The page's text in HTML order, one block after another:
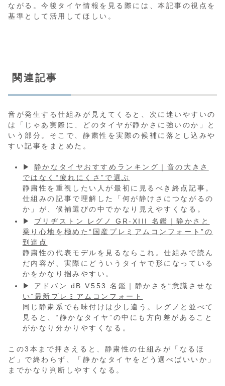
ながる。今後タイヤ情報を見る際には、本記事の視点を
基準として活用してほしい。
関連記事
音が発生する仕組みが見えてくると、次に迷いやすいの
は「じゃあ実際に、どのタイヤが静かさに強いのか」と
いう部分。そこで、静粛性を実際の候補に落とし込みや
すい記事をまとめた。
▶ 静かなタイヤおすすめランキング｜音の大きさ
ではなく“疲れにくさ”で選ぶ
静粛性を重視したい人が最初に見るべき終点記事。
仕組みの記事で理解した「何が静けさにつながるの
か」が、候補選びの中でかなり見えやすくなる。
▶ ブリヂストン レグノ GR-XIII 名鑑｜静かさと
乗り心地を極めた“国産プレミアムコンフォート”の
到達点
静粛性の代表モデルを見るならこれ。仕組みで読ん
だ内容が、実際にどういうタイヤで形になっている
かをかなり掴みやすい。
▶ アドバン dB V553 名鑑｜静かさを“意識させな
い”最新プレミアムコンフォート
同じ静粛系でも味付けは少し違う。レグノと並べて
見ると、“静かなタイヤ”の中にも方向差があること
がかなり分かりやすくなる。
この3本まで押さえると、静粛性の仕組みが「なるほ
ど」で終わらず、「静かなタイヤをどう選べばいいか」
までかなり判断しやすくなる。